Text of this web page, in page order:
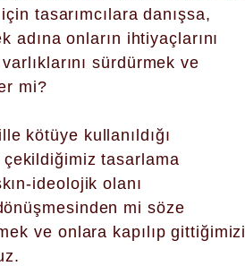
tasarımcılara danışsa,
onların ihtiyaçlarını
sürdürmek ve
mi?
kötüye kullanıldığı
tasarlama
ideolojik olanı
mi söze
ve onlara kapılıp gittiğimizi